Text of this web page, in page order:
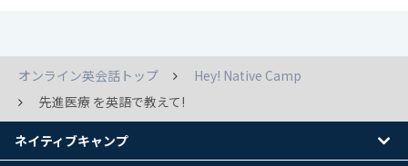
オンライン英会話トップ
Hey! Native Camp
先進医療 を英語で教えて!
ネイティブキャンプ